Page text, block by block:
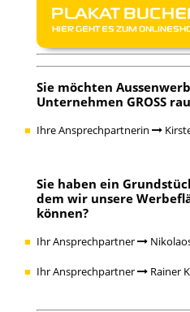
PLAKAT
HIER GEHT ES ZUM
Sie möchten
Unternehmen GROSS
Ihre Ansprechpartnerin
Sie haben ein
dem wir unsere
können?
Ihr Ansprechpartner
Ihr Ansprechpartner Rainer